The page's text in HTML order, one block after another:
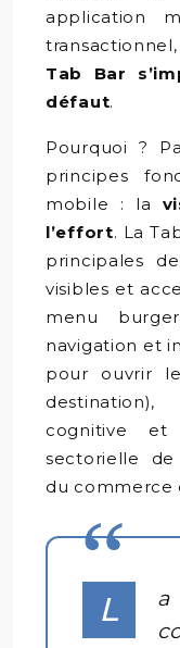
application
Tab Bar
défaut.
Pourquoi ?
principes
mobile : la
l’effort. La
principales
visibles et
menu
navigation et
pour ouvrir
cognitive
sectorielle de
du commerce
L
a